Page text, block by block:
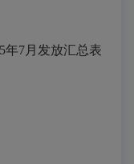
7月发放汇总表